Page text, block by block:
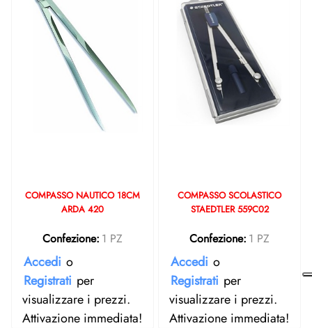
COMPASSO NAUTICO 18CM
ARDA 420
Confezione: 1 PZ
Accedi o
Registrati per
visualizzare i prezzi.
Attivazione immediata!
COMPASSO SCOLASTICO
STAEDTLER 559C02
Confezione: 1 PZ
Accedi o
Registrati per
visualizzare i prezzi.
Attivazione immediata!